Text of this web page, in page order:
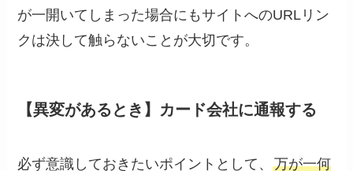
が一開いてしまった場合にもサイトへのURLリン
クは決して触らないことが大切です。
【異変があるとき】カード会社に通報する
必ず意識しておきたいポイントとして、万が一何